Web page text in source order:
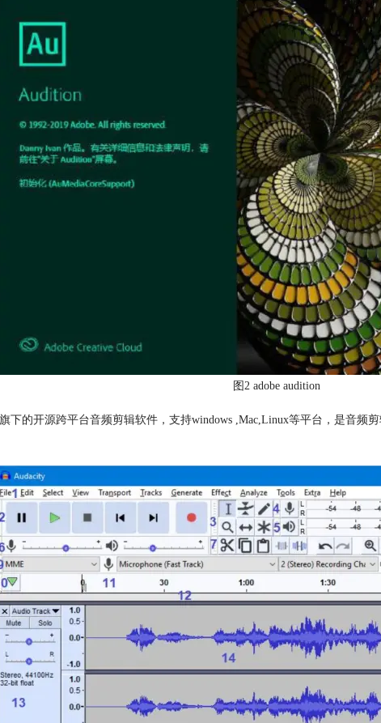
图2 adobe audition
下的开源跨平台音频剪辑软件，支持windows ,Mac,Linux等平台，是音频